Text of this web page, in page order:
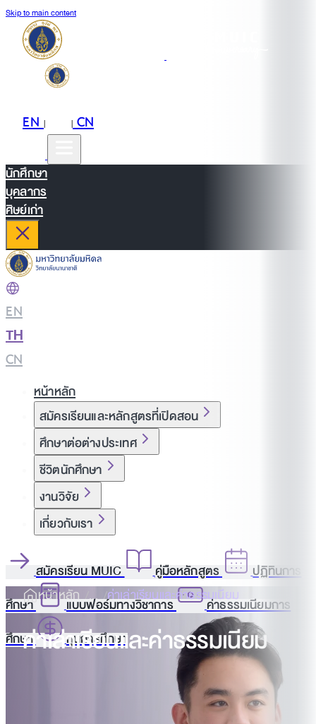
Skip to main content
EN| |CN
นักศึกษา
บุคลากร
ศิษย์เก่า
EN
TH
CN
หน้าหลัก
สมัครเรียนและหลักสูตรที่เปิดสอน
ศึกษาต่อต่างประเทศ
ชีวิตนักศึกษา
งานวิจัย
เกี่ยวกับเรา
สมัครเรียน MUIC คู่มือหลักสูตร
ปฏิทินการ
ศึกษา
แบบฟอร์มทางวิชาการ
ค่าธรรมเนียมการ
ศึกษา
ทุนการศึกษา
หน้าหลัก ค่าเล่าเรียนและค่าธรรมเนียม
ค่าเล่าเรียนและค่าธรรมเนียม